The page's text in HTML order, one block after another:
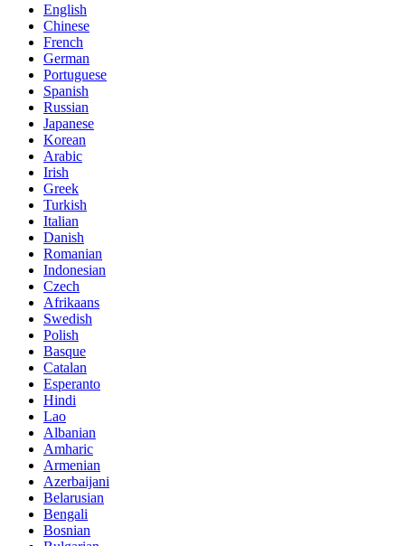
English
Chinese
French
German
Portuguese
Spanish
Russian
Japanese
Korean
Arabic
Irish
Greek
Turkish
Italian
Danish
Romanian
Indonesian
Czech
Afrikaans
Swedish
Polish
Basque
Catalan
Esperanto
Hindi
Lao
Albanian
Amharic
Armenian
Azerbaijani
Belarusian
Bengali
Bosnian